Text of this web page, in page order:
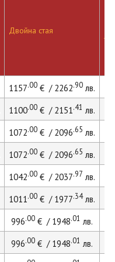
Двойна стая
1157.00€ / 2262.90лв.
1100.00€ / 2151.41 лв.
1072.00€ / 2096.65 лв.
1072.00€ / 2096.65 лв.
1042.00€ / 2037.97 лв.
1011.00€ / 1977.34лв.
996.00€ / 1948.01 лв.
996.00€ / 1948.01 лв.